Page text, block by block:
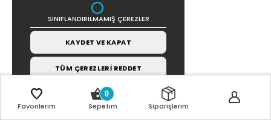
Favorilerim
0
Sepetim Siparişlerim
COPYRIGHT © 2021 | TASARIM VE UYGULAMA:CARBON INTERAKTIF
SINIFLANDIRILMAMIŞ ÇEREZLER
KAYDET VE KAPAT
TÜM ÇEREZLERİ REDDET